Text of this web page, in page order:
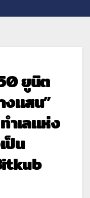
ยูนิต
งแสน”
ำเลแห่ง
ป็น